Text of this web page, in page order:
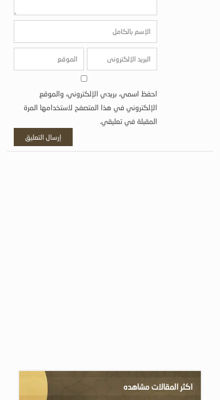
احفظ اسمي، بريدي الإلكتروني، والموقع
الإلكتروني في هذا المتصفح لاستخدامها المرة
المقبلة في تعليقي.
اكثر المقالات مشاهده